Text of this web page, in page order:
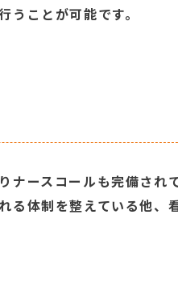
うことが可能です。
ナースコールも完備さ
る体制を整えている他